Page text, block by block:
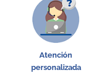
Atención
personalizada